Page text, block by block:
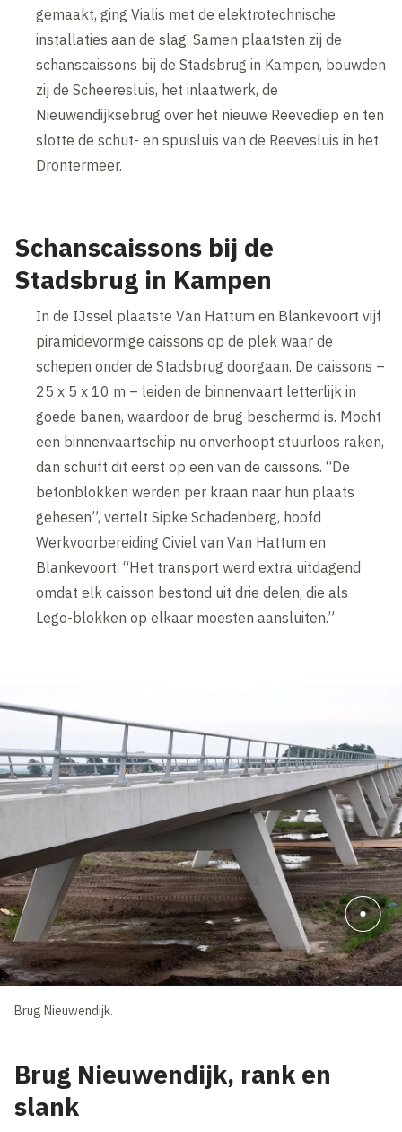
gemaakt, ging Vialis met de elektrotechnische
installaties aan de slag. Samen plaatsten zij de
schanscaissons bij de Stadsbrug in Kampen, bouwden
zij de Scheeresluis, het inlaatwerk, de
Nieuwendijksebrug over het nieuwe Reevediep en ten
slotte de schut- en spuisluis van de Reevesluis in het
Drontermeer.
Schanscaissons bij de
Stadsbrug in Kampen
In de IJssel plaatste Van Hattum en Blankevoort vijf
piramidevormige caissons op de plek waar de
schepen onder de Stadsbrug doorgaan. De caissons –
25 x 5 x 10 m – leiden de binnenvaart letterlijk in
goede banen, waardoor de brug beschermd is. Mocht
een binnenvaartschip nu onverhoopt stuurloos raken,
dan schuift dit eerst op een van de caissons. “De
betonblokken werden per kraan naar hun plaats
gehesen”, vertelt Sipke Schadenberg, hoofd
Werkvoorbereiding Civiel van Van Hattum en
Blankevoort. “Het transport werd extra uitdagend
omdat elk caisson bestond uit drie delen, die als
Lego-blokken op elkaar moesten aansluiten.”
Brug Nieuwendijk.
Brug Nieuwendijk, rank en
slank